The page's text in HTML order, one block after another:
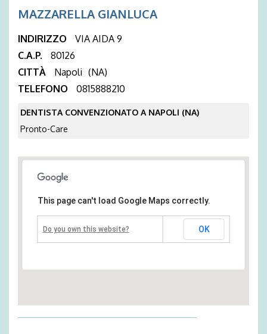
MAZZARELLA GIANLUCA
INDIRIZZO
VIA AIDA 9
C.A.P.
80126
CITTÀ
Napoli (NA)
TELEFONO
0815888210
DENTISTA CONVENZIONATO A NAPOLI (NA)
Pronto-Care
This page can't load Google Maps correctly.
Do you own this website? OK